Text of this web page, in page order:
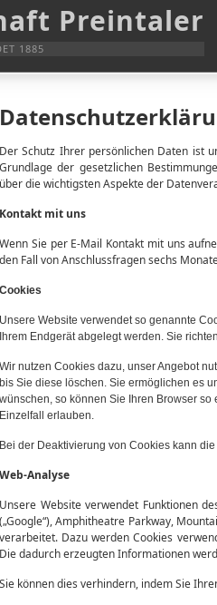
Preintaler
1885
Der Schutz Ihrer persönlichen Daten ist
Grundlage der gesetzlichen
über die wichtigsten Aspekte der
Kontakt mit uns
Wenn Sie per E-Mail Kontakt mit uns
den Fall von Anschlussfragen sechs
Cookies
Unsere Website verwendet so genannte
Ihrem Endgerät abgelegt werden. Sie
Wir nutzen Cookies dazu, unser Angebot
bis Sie diese löschen. Sie ermöglichen es
wünschen, so können Sie Ihren Browser
Einzelfall erlauben.
Bei der Deaktivierung von Cookies kann
Web-Analyse
Unsere Website verwendet Funktionen
(„Google“), Amphitheatre Parkway,
verarbeitet. Dazu werden Cookies
Die dadurch erzeugten Informationen
Sie können dies verhindern, indem Sie